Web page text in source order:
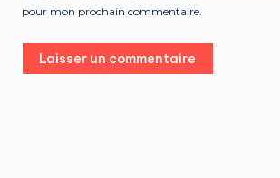
pour mon prochain commentaire.